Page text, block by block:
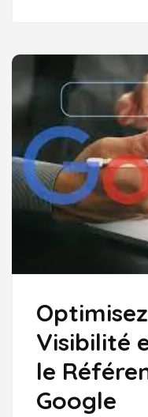
Visibilité
le
Google